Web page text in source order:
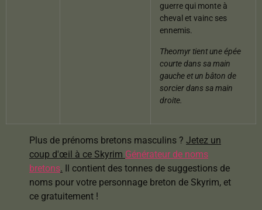
guerre qui monte à
cheval et vainc ses
ennemis.
Theomyr tient une épée
courte dans sa main
gauche et un bâton de
sorcier dans sa main
droite.
Plus de prénoms bretons masculins ? Jetez un
coup d'œil à ce Skyrim Générateur de noms
bretons. Il contient des tonnes de suggestions de
noms pour votre personnage breton de Skyrim, et
ce gratuitement !